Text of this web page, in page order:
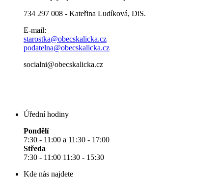
734 297 008 - Kateřina Ludíková, DiS.
E-mail:
starostka@obecskalicka.cz
podatelna@obecskalicka.cz
socialni@obecskalicka.cz
Úřední hodiny
Pondělí
7:30 - 11:00 a 11:30 - 17:00
Středa
7:30 - 11:00 11:30 - 15:30
Kde nás najdete